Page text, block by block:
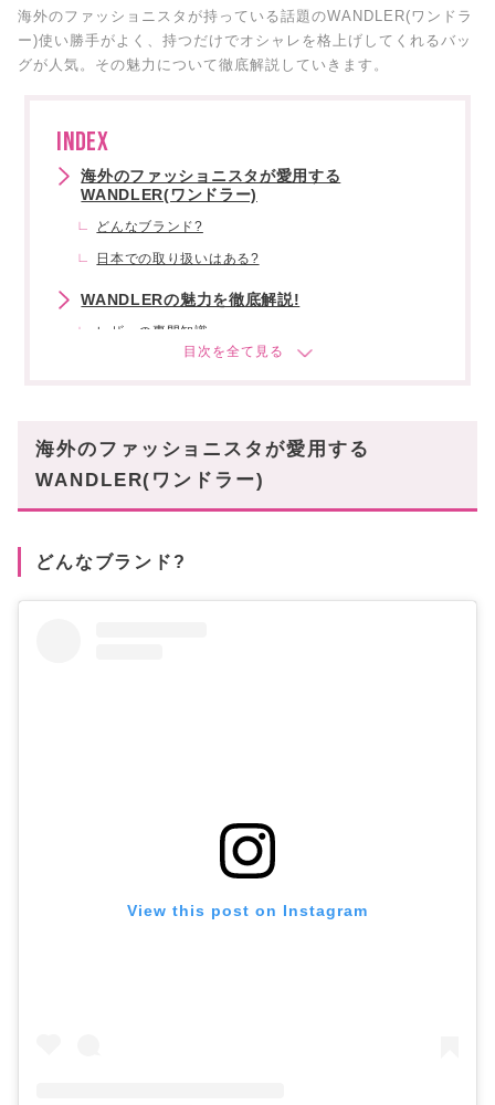
海外のファッショニスタが持っている話題のWANDLER(ワンドラ
ー)使い勝手がよく、持つだけでオシャレを格上げしてくれるバッ
グが人気。その魅力について徹底解説していきます。
INDEX
海外のファッショニスタが愛用する
WANDLER(ワンドラー)
どんなブランド?
日本での取り扱いはある?
WANDLERの魅力を徹底解説!
レザーの専門知識
オリジナルカラーのブランドポリシー
アイコンBAG‟(ホルテンシア)”
旬な顔に‟Oscar”
海外のファッショニスタが愛用する
WANDLER(ワンドラー)
どんなブランド?
View this post on Instagram